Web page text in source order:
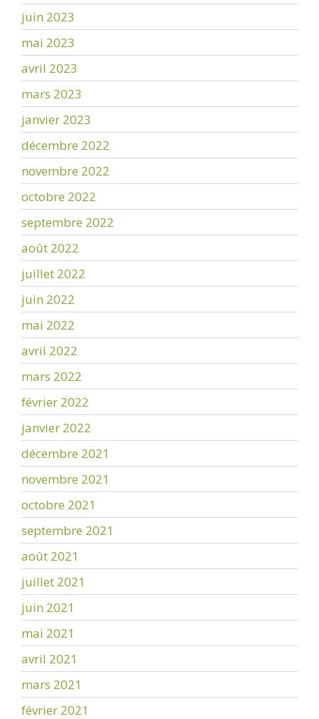
juin 2023
mai 2023
avril 2023
mars 2023
janvier 2023
décembre 2022
novembre 2022
octobre 2022
septembre 2022
août 2022
juillet 2022
juin 2022
mai 2022
avril 2022
mars 2022
février 2022
janvier 2022
décembre 2021
novembre 2021
octobre 2021
septembre 2021
août 2021
juillet 2021
juin 2021
mai 2021
avril 2021
mars 2021
février 2021